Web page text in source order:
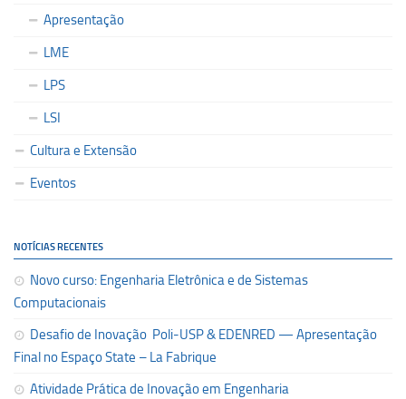
Apresentação
LME
LPS
LSI
Cultura e Extensão
Eventos
NOTÍCIAS RECENTES
Novo curso: Engenharia Eletrônica e de Sistemas
Computacionais
Desafio de Inovação Poli-USP & EDENRED — Apresentação
Final no Espaço State – La Fabrique
Atividade Prática de Inovação em Engenharia